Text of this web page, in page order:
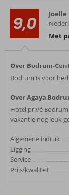
9,0
Joelle
Met
Over Bodrum-
Bodrum is voor
Over Agaya
Hotel privé
vakantie nog leuk
Algemene indruk
Ligging
Service
Prijs/kwaliteit